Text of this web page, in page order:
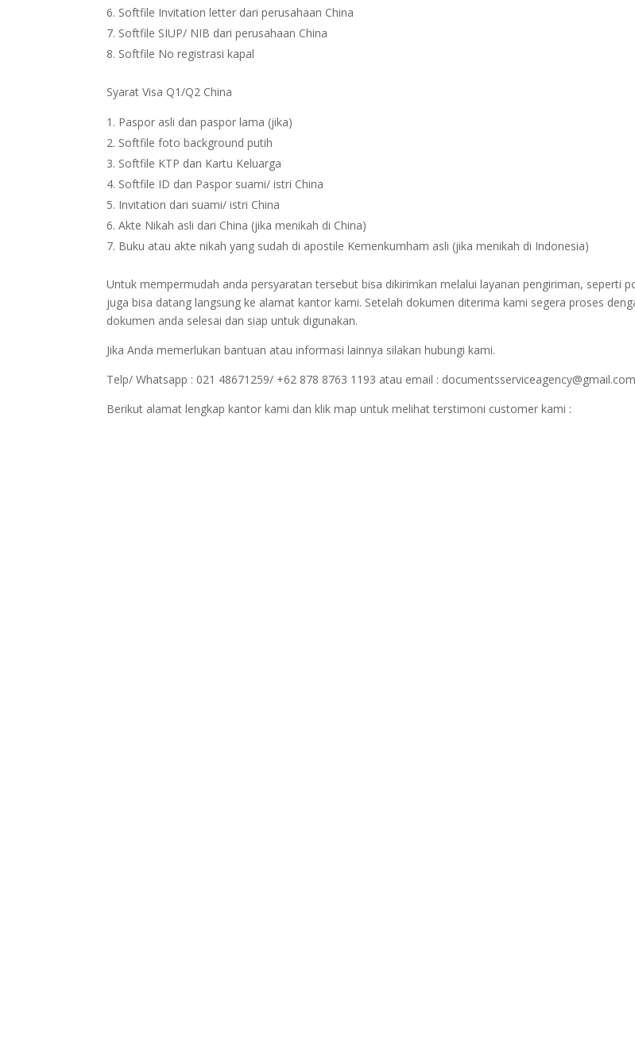
Softfile Invitation letter dari perusahaan China
Softfile SIUP/ NIB dari perusahaan China
Softfile No registrasi kapal
Syarat Visa Q1/Q2 China
Paspor asli dan paspor lama (jika)
Softfile foto background putih
Softfile KTP dan Kartu Keluarga
Softfile ID dan Paspor suami/ istri China
Invitation dari suami/ istri China
Akte Nikah asli dari China (jika menikah di China)
Buku atau akte nikah yang sudah di apostile Kemenkumham asli (jika menikah di Indonesia)
Untuk mempermudah anda persyaratan tersebut bisa dikirimkan melalui layanan pengiriman, seperti
juga bisa datang langsung ke alamat kantor kami. Setelah dokumen diterima kami segera proses
dokumen anda selesai dan siap untuk digunakan.
Jika Anda memerlukan bantuan atau informasi lainnya silakan hubungi kami.
Telp/ Whatsapp : 021 48671259/ +62 878 8763 1193 atau email : documentsserviceagency@gmail.com
Berikut alamat lengkap kantor kami dan klik map untuk melihat terstimoni customer kami :